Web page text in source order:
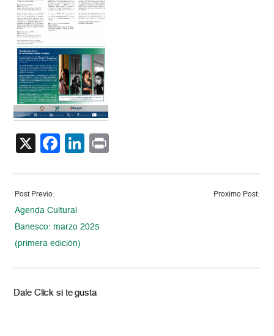
X Facebook
LinkedIn
Post Previo:
Agenda Cultural
Banesco: marzo 2025
(primera edición)
Proximo Post:
Dale Click si te gusta